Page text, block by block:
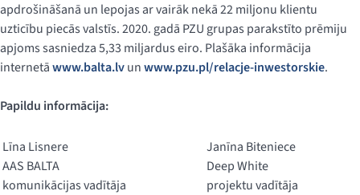
apdrošināšanā un lepojas ar vairāk nekā 22 miljonu klientu
uzticību piecās valstīs. 2020. gadā PZU grupas parakstīto prēmiju
apjoms sasniedza 5,33 miljardus eiro. Plašāka informācija
internetāwww.balta.lvunwww.pzu.pl/relacje-inwestorskie.
Papildu informācija:
Līna Lisnere
AAS BALTA
komunikācijas vadītāja
Janīna Biteniece
Deep White
projektu vadītāja